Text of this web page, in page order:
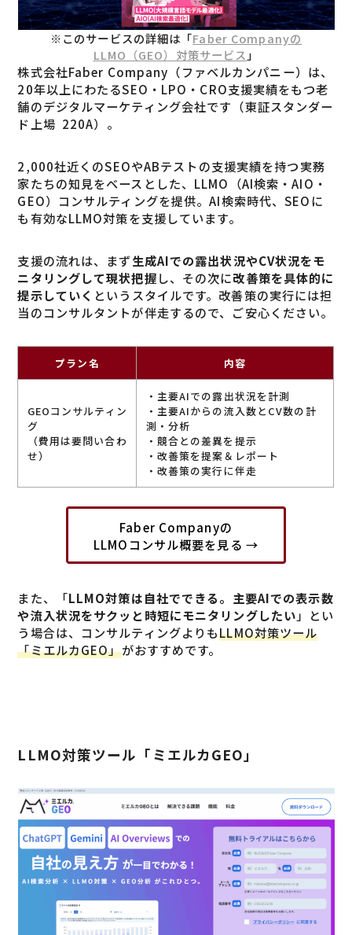
※このサービスの詳細は「Faber Companyの
LLMO（GEO）対策サービス」
株式会社Faber Company（ファベルカンパニー）は、
20年以上にわたるSEO・LPO・CRO支援実績をもつ老
舗のデジタルマーケティング会社です（東証スタンダー
ド上場 220A）。
2,000社近くのSEOやABテストの支援実績を持つ実務
家たちの知見をベースとした、LLMO（AI検索・AIO・
GEO）コンサルティングを提供。AI検索時代、SEOに
も有効なLLMO対策を支援しています。
支援の流れは、まず生成AIでの露出状況やCV状況をモ
ニタリングして現状把握し、その次に改善策を具体的に
提示していく というスタイルです。改善策の実行には担
当のコンサルタントが伴走するので、ご安心ください。
プラン名 内容
GEOコンサルティン
グ
（費用は要問い合わ
せ）
・主要AIでの露出状況を計測
・主要AIからの流入数とCV数の計
測・分析
・競合との差異を提示
・改善策を提案＆レポート
・改善策の実行に伴走
Faber Companyの
LLMOコンサル概要を見る →
また、「LLMO対策は自社でできる。主要AIでの表示数
や流入状況をサクッと時短にモニタリングしたい 」とい
う場合は、コンサルティングよりもLLMO対策ツール
「ミエルカGEO」がおすすめです。
LLMO対策ツール「ミエルカGEO」